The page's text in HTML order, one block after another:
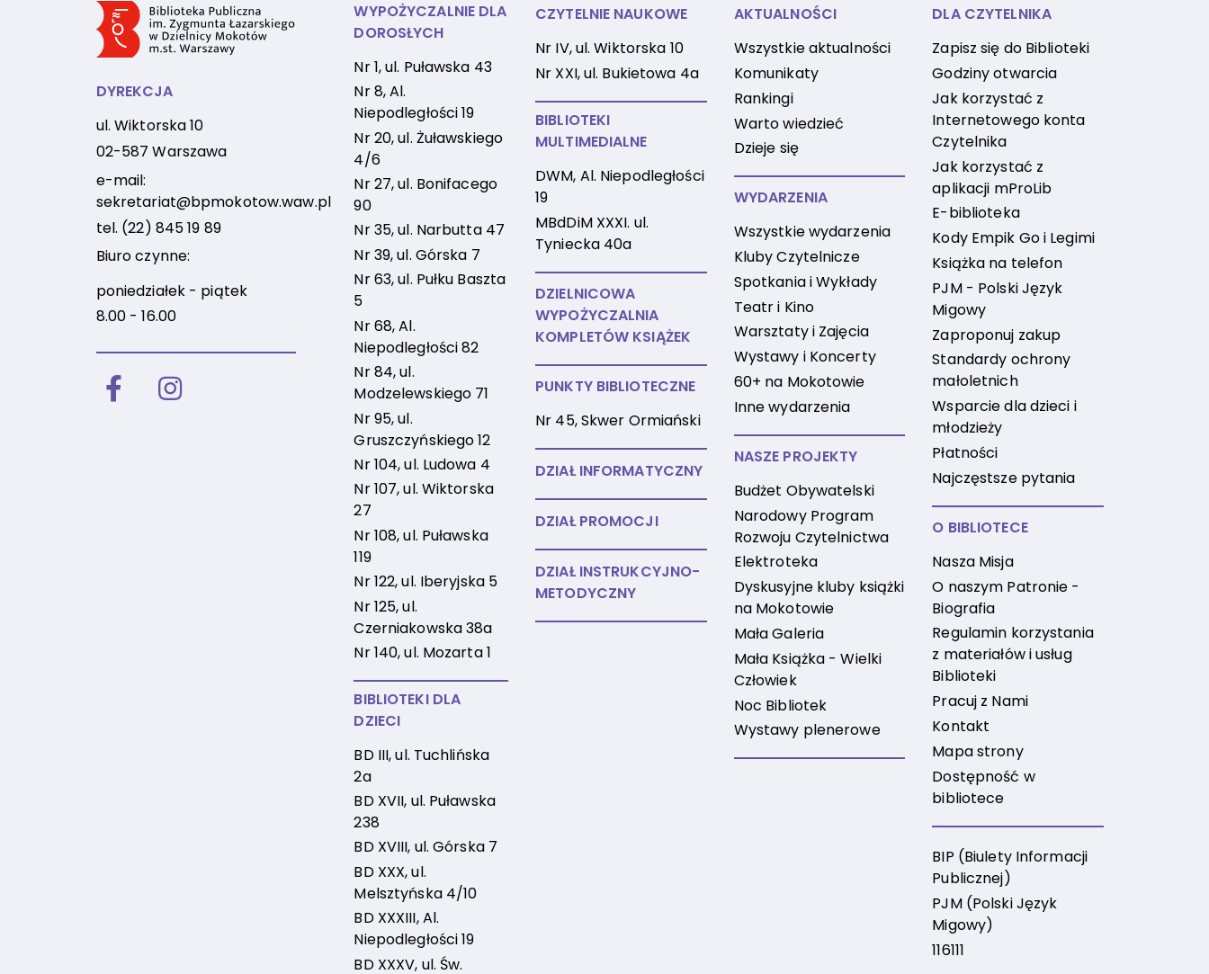
DYREKCJA
ul. Wiktorska 10
02-587 Warszawa
e-mail:
sekretariat@bpmokotow.waw.pl
tel. (22) 845 19 89
Biuro czynne:
poniedziałek - piątek
8.00 - 16.00
FacebookInstagram
WYPOŻYCZALNIE DLA
DOROSŁYCH
Nr 1, ul. Puławska 43
Nr 8, Al.
Niepodległości 19
Nr 20, ul. Żuławskiego
4/6
Nr 27, ul. Bonifacego
90
Nr 35, ul. Narbutta 47
Nr 39, ul. Górska 7
Nr 63, ul. Pułku Baszta
5
Nr 68, Al.
Niepodległości 82
Nr 84, ul.
Modzelewskiego 71
Nr 95, ul.
Gruszczyńskiego 12
Nr 104, ul. Ludowa 4
Nr 107, ul. Wiktorska
27
Nr 108, ul. Puławska
119
Nr 122, ul. Iberyjska 5
Nr 125, ul.
Czerniakowska 38a
Nr 140, ul. Mozarta 1
BIBLIOTEKI DLA
DZIECI
BD III, ul. Tuchlińska
2a
BD XVII, ul. Puławska
238
BD XVIII, ul. Górska 7
BD XXX, ul.
Melsztyńska 4/10
BD XXXIII, Al.
Niepodległości 19
BD XXXV, ul. Św.
CZYTELNIE NAUKOWE
Nr IV, ul. Wiktorska 10
Nr XXI, ul. Bukietowa 4a
BIBLIOTEKI
MULTIMEDIALNE
DWM, Al. Niepodległości
19
MBdDiM XXXI. ul.
Tyniecka 40a
DZIELNICOWA
WYPOŻYCZALNIA
KOMPLETÓW KSIĄŻEK
PUNKTY BIBLIOTECZNE
Nr 45, Skwer Ormiański
DZIAŁ INFORMATYCZNY
DZIAŁ PROMOCJI
DZIAŁ INSTRUKCYJNO-
METODYCZNY
AKTUALNOŚCI
Wszystkie aktualności
Komunikaty
Rankingi
Warto wiedzieć
Dzieje się
WYDARZENIA
Wszystkie wydarzenia
Kluby Czytelnicze
Spotkania i Wykłady
Teatr i Kino
Warsztaty i Zajęcia
Wystawy i Koncerty
60+ na Mokotowie
Inne wydarzenia
NASZE PROJEKTY
Budżet Obywatelski
Narodowy Program
Rozwoju Czytelnictwa
Elektroteka
Dyskusyjne kluby książki
na Mokotowie
Mała Galeria
Mała Książka - Wielki
Człowiek
Noc Bibliotek
Wystawy plenerowe
DLA CZYTELNIKA
Zapisz się do Biblioteki
Godziny otwarcia
Jak korzystać z
Internetowego konta
Czytelnika
Jak korzystać z
aplikacji mProLib
E-biblioteka
Kody Empik Go i Legimi
Książka na telefon
PJM - Polski Język
Migowy
Zaproponuj zakup
Standardy ochrony
małoletnich
Wsparcie dla dzieci i
młodzieży
Płatności
Najczęstsze pytania
O BIBLIOTECE
Nasza Misja
O naszym Patronie -
Biografia
Regulamin korzystania
z materiałów i usług
Biblioteki
Pracuj z Nami
Kontakt
Mapa strony
Dostępność w
bibliotece
BIP (Biulety Informacji
Publicznej)
PJM (Polski Język
Migowy)
116111